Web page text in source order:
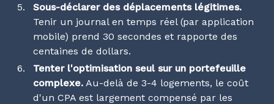
Sous-déclarer des déplacements légitimes.
Tenir un journal en temps réel (par application
mobile) prend 30 secondes et rapporte des
centaines de dollars.
Tenter l'optimisation seul sur un portefeuille
complexe. Au-delà de 3-4 logements, le coût
d'un CPA est largement compensé par les